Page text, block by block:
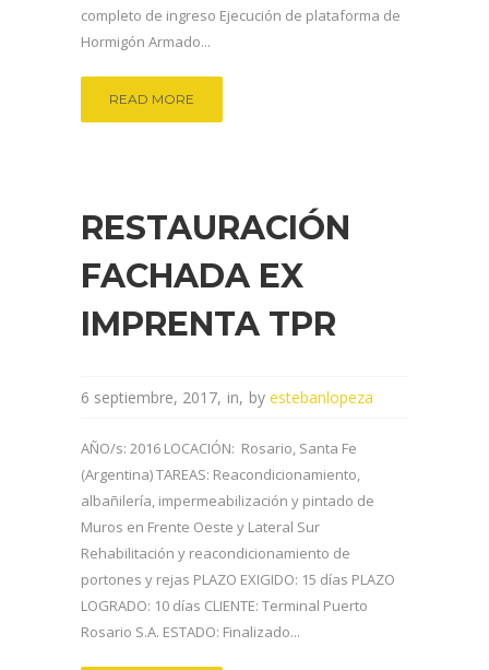
completo de ingreso Ejecución de plataforma de
Hormigón Armado...
READ MORE
RESTAURACIÓN
FACHADA EX
IMPRENTA TPR
6 septiembre, 2017 in by estebanlopeza
AÑO/s: 2016 LOCACIÓN: Rosario, Santa Fe
(Argentina) TAREAS: Reacondicionamiento,
albañilería, impermeabilización y pintado de
Muros en Frente Oeste y Lateral Sur
Rehabilitación y reacondicionamiento de
portones y rejas PLAZO EXIGIDO: 15 días PLAZO
LOGRADO: 10 días CLIENTE: Terminal Puerto
Rosario S.A. ESTADO: Finalizado...